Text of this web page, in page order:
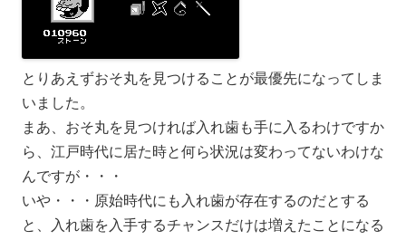
とりあえずおそ丸を見つけることが最優先になってしま
いました。
まあ、おそ丸を見つければ入れ歯も手に入るわけですか
ら、江戸時代に居た時と何ら状況は変わってないわけな
んですが・・・
いや・・・原始時代にも入れ歯が存在するのだとする
と、入れ歯を入手するチャンスだけは増えたことになる